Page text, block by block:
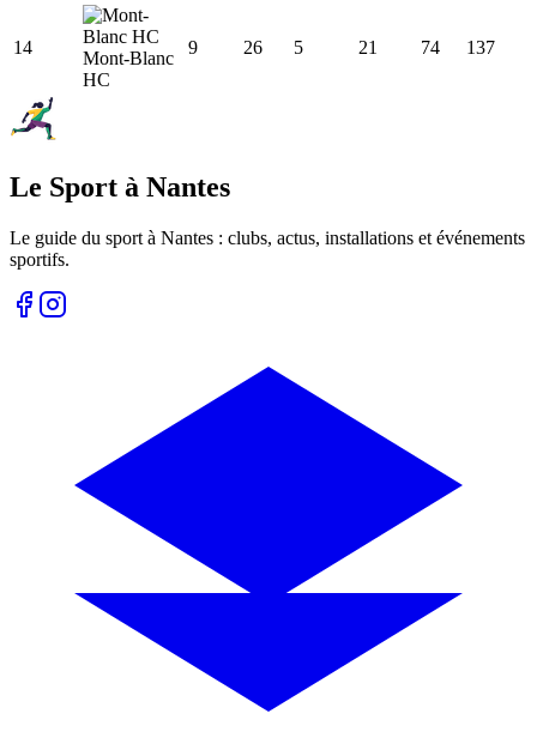
14
Mont-Blanc
HC
9 26 5 21 74 137
Le Sport à Nantes
Le guide du sport à Nantes : clubs, actus, installations et événements
sportifs.